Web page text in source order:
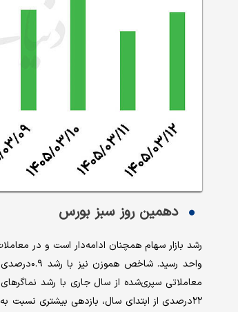
دهمین روز سبز بورس
معاملاتی سپری‌شده از سال جاری با رشد
۲۲درصدی از ابتدای سال، بازدهی بیشتری